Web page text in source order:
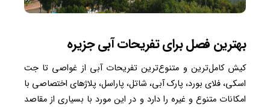
بهترین فصل برای تفریحات آبی جزیره
کیش کامل‌ترین و متنوع‌ترین تفریحات آبی از غواصی تا جت
اسکی، فلای بورد، پارک آبی، شاتل، پاراسل، پلاژهای اختصاصی با
امکانات متنوع و غیره را دارد و در این مورد با بسیاری از مقاصد